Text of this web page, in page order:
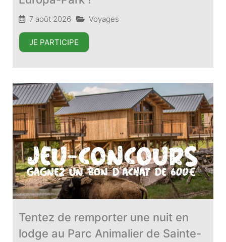
7 août 2026 Voyages
JE PARTICIPE
Tentez de remporter une nuit en
lodge au Parc Animalier de Sainte-